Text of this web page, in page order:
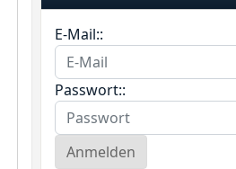
E-Mail::
Passwort::